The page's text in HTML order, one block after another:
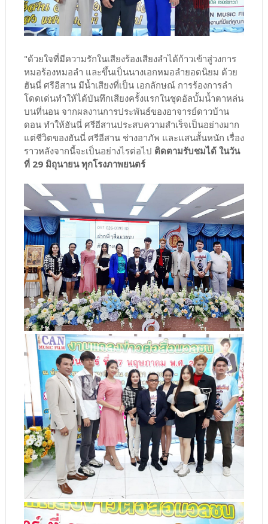
"ด้วยใจที่มีความรักในเสียงร้องเสียงลำได้ก้าวเข้าสู่วงการ
หมอร้องหมอลำ และขึ้นเป็นนางเอกหมอลำยอดนิยม ด้วย
ฮันนี่ ศรีอีสาน มีน้ำเสียงที่เป็น เอกลักษณ์ การร้องการลำ
โดดเด่นทำให้ได้บันทึกเสียงครั้งแรกในชุดอัลบั้มน้ำตาหล่น
บนที่นอน จากผลงานการประพันธ์ของอาจารย์ดาวบ้าน
ดอน ทำให้ฮันนี่ ศรีอีสานประสบความสำเร็จเป็นอย่างมาก
แต่ชีวิตของฮันนี่ ศรีอีสาน ช่างอาภัพ และแสนสั้นหนัก เรื่อง
ราวหลังจากนี้จะเป็นอย่างไรต่อไป ติดตามรับชมได้ ในวัน
ที่ 29 มิถุนายน ทุกโรงภาพยนตร์